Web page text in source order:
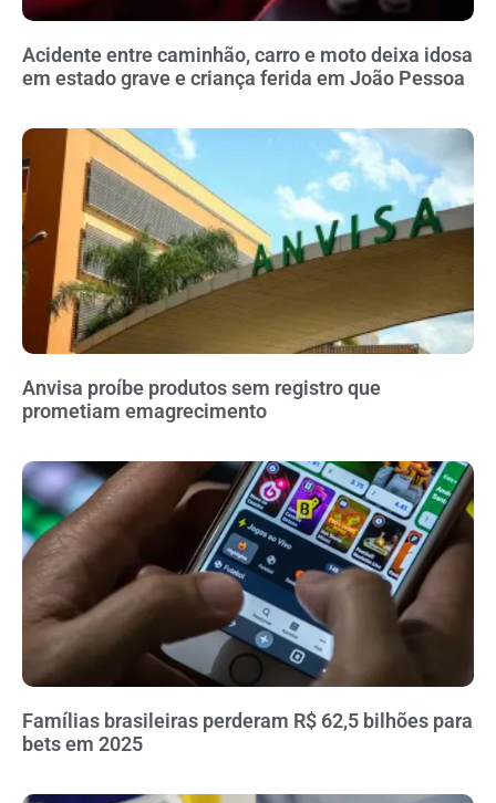
Acidente entre caminhão, carro e moto deixa idosa
em estado grave e criança ferida em João Pessoa
Anvisa proíbe produtos sem registro que
prometiam emagrecimento
Famílias brasileiras perderam R$ 62,5 bilhões para
bets em 2025